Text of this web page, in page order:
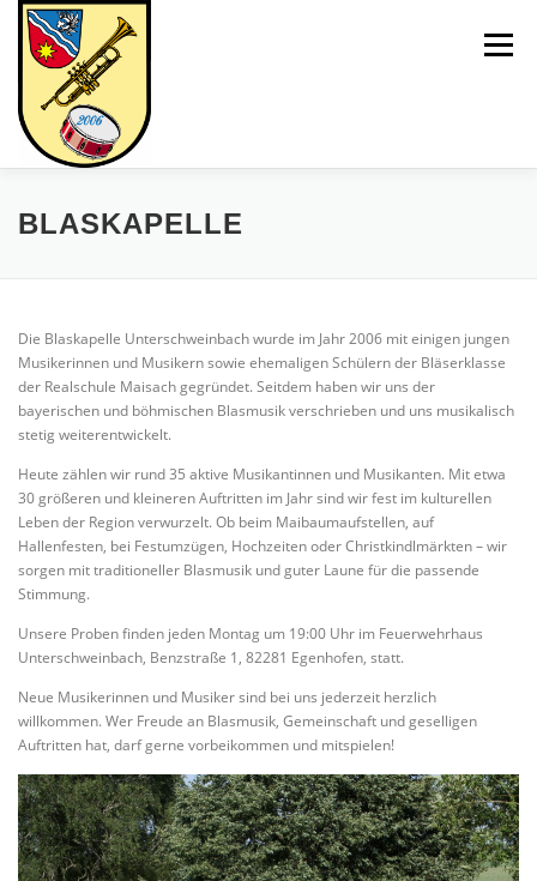
Zum
Inhalt
springen
Menü
UNSERE GRUPPEN
GALERIE TERMINANFRAGE
BLASKAPELLE
Die Blaskapelle Unterschweinbach wurde im Jahr 2006 mit einigen jungen
Musikerinnen und Musikern sowie ehemaligen Schülern der Bläserklasse
der Realschule Maisach gegründet. Seitdem haben wir uns der
bayerischen und böhmischen Blasmusik verschrieben und uns musikalisch
stetig weiterentwickelt.
Heute zählen wir rund 35 aktive Musikantinnen und Musikanten. Mit etwa
30 größeren und kleineren Auftritten im Jahr sind wir fest im kulturellen
Leben der Region verwurzelt. Ob beim Maibaumaufstellen, auf
Hallenfesten, bei Festumzügen, Hochzeiten oder Christkindlmärkten – wir
sorgen mit traditioneller Blasmusik und guter Laune für die passende
Stimmung.
Unsere Proben finden jeden Montag um 19:00 Uhr im Feuerwehrhaus
Unterschweinbach, Benzstraße 1, 82281 Egenhofen, statt.
Neue Musikerinnen und Musiker sind bei uns jederzeit herzlich
willkommen. Wer Freude an Blasmusik, Gemeinschaft und geselligen
Auftritten hat, darf gerne vorbeikommen und mitspielen!